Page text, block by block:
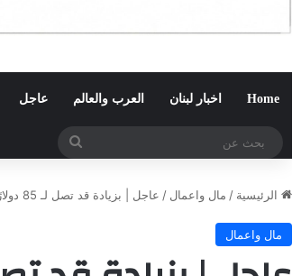
Home اخبار لبنان العرب والعالم عاجل
الرئيسية / مال واعمال / عاجل | بزيادة قد تصل لـ 85 دولارًا شهريًا.. كيف تؤثر حرب إيران على شيكات المتقاعدين؟
مال واعمال